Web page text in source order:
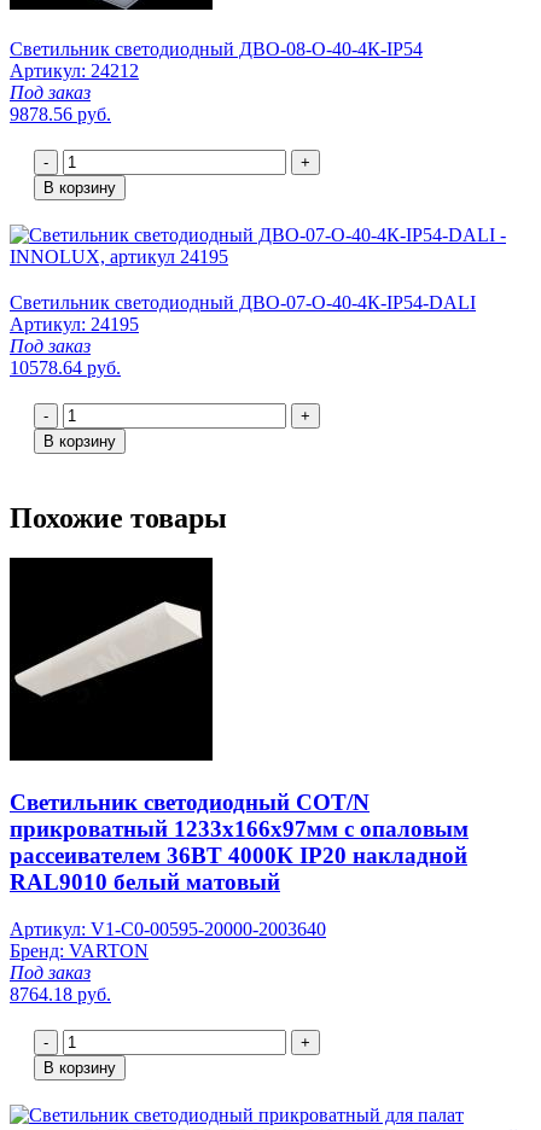
Светильник светодиодный ДВО-08-О-40-4К-IP54
Артикул: 24212
Под заказ
9878.56 руб.
-
+
В корзину
Светильник светодиодный ДВО-07-О-40-4К-IP54-DALI
Артикул: 24195
Под заказ
10578.64 руб.
-
+
В корзину
Похожие товары
Светильник светодиодный COT/N
прикроватный 1233х166х97мм с опаловым
рассеивателем 36ВТ 4000К IP20 накладной
RAL9010 белый матовый
Артикул: V1-C0-00595-20000-2003640
Бренд: VARTON
Под заказ
8764.18 руб.
-
+
В корзину